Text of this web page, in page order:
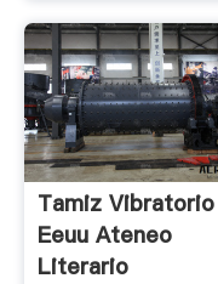
Tamiz Vibratorio
Eeuu Ateneo
Literario